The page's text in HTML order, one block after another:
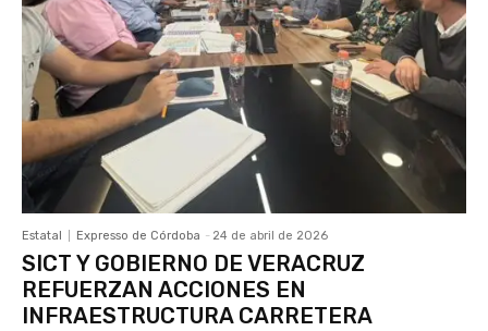
Estatal Expresso de Córdoba - 24 de abril de 2026
SICT Y GOBIERNO DE VERACRUZ
REFUERZAN ACCIONES EN
INFRAESTRUCTURA CARRETERA